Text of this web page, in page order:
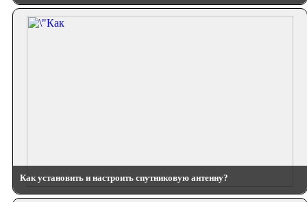
Как установить и настроить спутниковую антенну?